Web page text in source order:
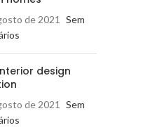
de 2021
Sem
design
de 2021
Sem